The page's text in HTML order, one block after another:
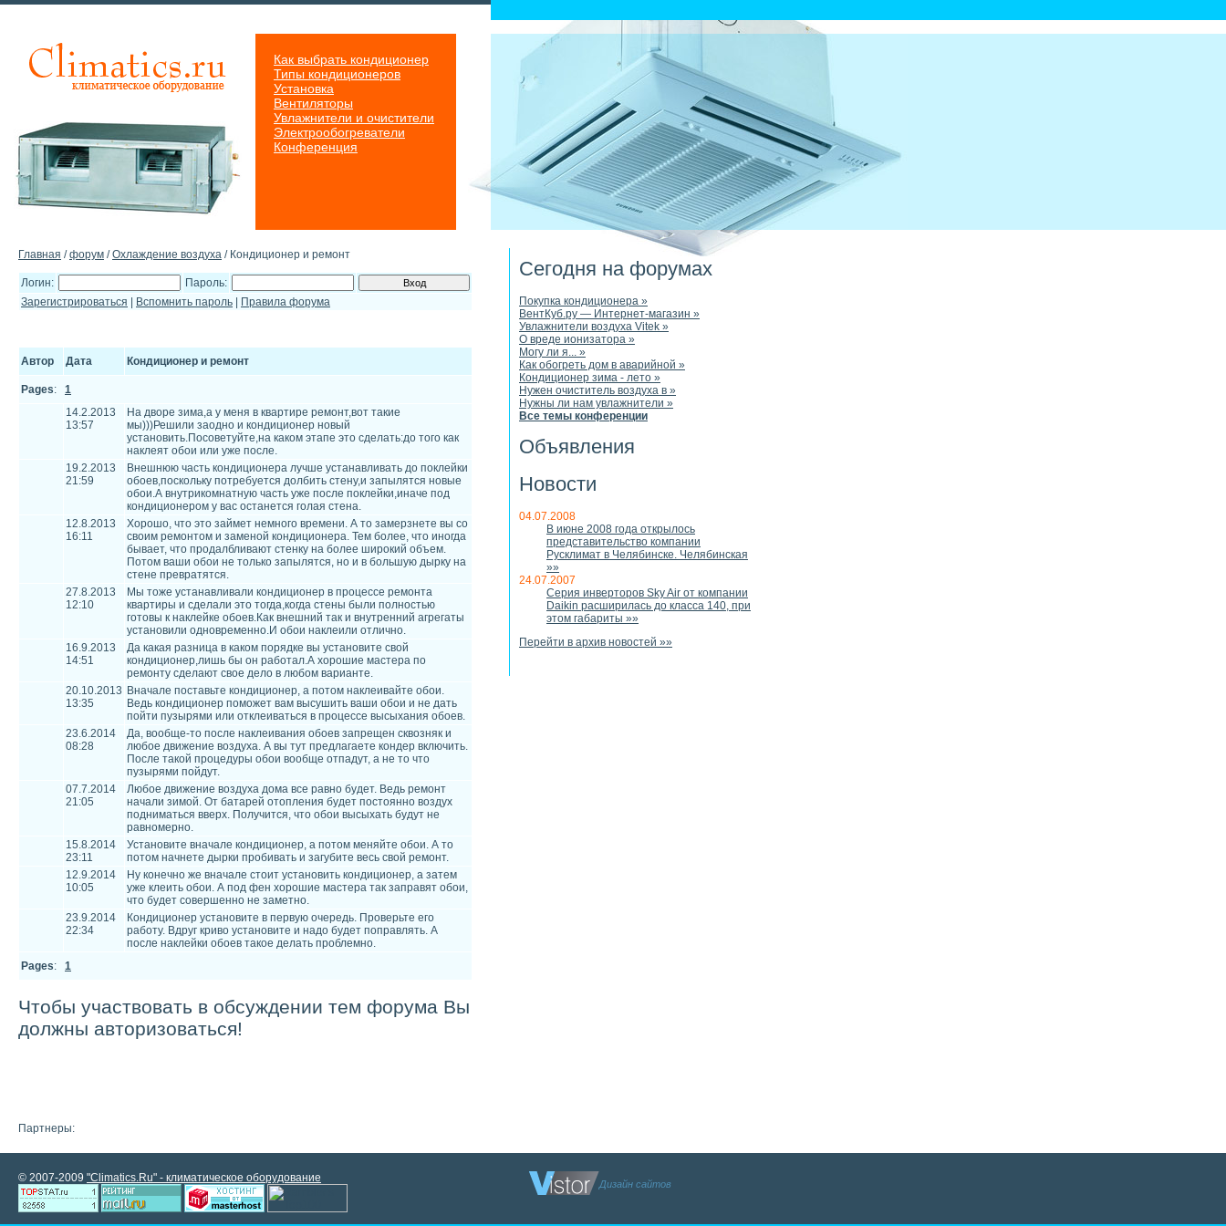
Как выбрать кондиционер
Типы кондиционеров
Установка
Вентиляторы
Увлажнители и очистители
Электрообогреватели
Конференция
Главная /форум /Охлаждение воздуха / Кондиционер и ремонт
Логин:
Пароль:
Зарегистрироваться
Вспомнить пароль Правила форума
Автор Дата Кондиционер и ремонт
Pages: 1
14.2.2013
13:57
На дворе зима,а у меня в квартире ремонт,вот такие
мы)))Решили заодно и кондиционер новый
установить.Посоветуйте,на каком этапе это сделать:до того как
наклеят обои или уже после.
19.2.2013
21:59
Внешнюю часть кондиционера лучше устанавливать до поклейки
обоев,поскольку потребуется долбить стену,и запылятся новые
обои.А внутрикомнатную часть уже после поклейки,иначе под
кондиционером у вас останется голая стена.
12.8.2013
16:11
Хорошо, что это займет немного времени. А то замерзнете вы со
своим ремонтом и заменой кондиционера. Тем более, что иногда
бывает, что продалбливают стенку на более широкий объем.
Потом ваши обои не только запылятся, но и в большую дырку на
стене превратятся.
27.8.2013
12:10
Мы тоже устанавливали кондиционер в процессе ремонта
квартиры и сделали это тогда,когда стены были полностью
готовы к наклейке обоев.Как внешний так и внутренний агрегаты
установили одновременно.И обои наклеили отлично.
16.9.2013
14:51
Да какая разница в каком порядке вы установите свой
кондиционер,лишь бы он работал.А хорошие мастера по
ремонту сделают свое дело в любом варианте.
20.10.2013
13:35
Вначале поставьте кондиционер, а потом наклеивайте обои.
Ведь кондиционер поможет вам высушить ваши обои и не дать
пойти пузырями или отклеиваться в процессе высыхания обоев.
23.6.2014
08:28
Да, вообще-то после наклеивания обоев запрещен сквозняк и
любое движение воздуха. А вы тут предлагаете кондер включить.
После такой процедуры обои вообще отпадут, а не то что
пузырями пойдут.
07.7.2014
21:05
Любое движение воздуха дома все равно будет. Ведь ремонт
начали зимой. От батарей отопления будет постоянно воздух
подниматься вверх. Получится, что обои высыхать будут не
равномерно.
15.8.2014
23:11
Установите вначале кондиционер, а потом меняйте обои. А то
потом начнете дырки пробивать и загубите весь свой ремонт.
12.9.2014
10:05
Ну конечно же вначале стоит установить кондиционер, а затем
уже клеить обои. А под фен хорошие мастера так заправят обои,
что будет совершенно не заметно.
23.9.2014
22:34
Кондиционер установите в первую очередь. Проверьте его
работу. Вдруг криво установите и надо будет поправлять. А
после наклейки обоев такое делать проблемно.
Pages: 1
Чтобы участвовать в обсуждении тем форума Вы
должны авторизоваться!
Партнеры:
Сегодня на форумах
Покупка кондиционера »
ВентКуб.ру — Интернет-магазин »
Увлажнители воздуха Vitek »
О вреде ионизатора »
Могу ли я... »
Как обогреть дом в аварийной »
Кондиционер зима - лето »
Нужен очиститель воздуха в »
Нужны ли нам увлажнители »
Все темы конференции
Объявления
Новости
04.07.2008
В июне 2008 года открылось
представительство компании
Русклимат в Челябинске. Челябинская
»»
24.07.2007
Cерия инверторов Sky Air oт компании
Daikin расширилась до класса 140, при
этом габариты »»
Перейти в архив новостей »»
© 2007-2009 "Climatics.Ru" - климатическое оборудование Дизайн сайтов